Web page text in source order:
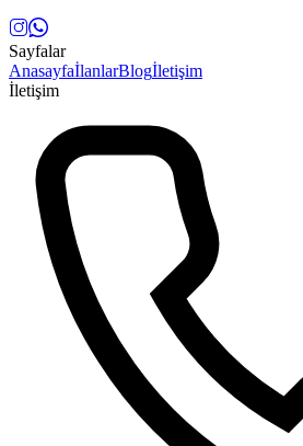
Sayfalar
AnasayfaİlanlarBlogİletişim
İletişim